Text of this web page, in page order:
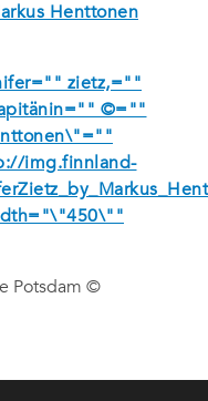
Henttonen
zietz,=""
©=""
img.finnland-
Potsdam ©